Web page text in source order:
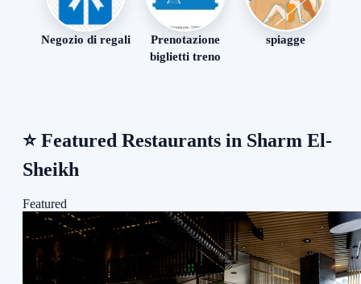
Negozio di regali
Prenotazione
biglietti treno
spiagge
⭐Featured Restaurants in Sharm El-
Sheikh
Featured